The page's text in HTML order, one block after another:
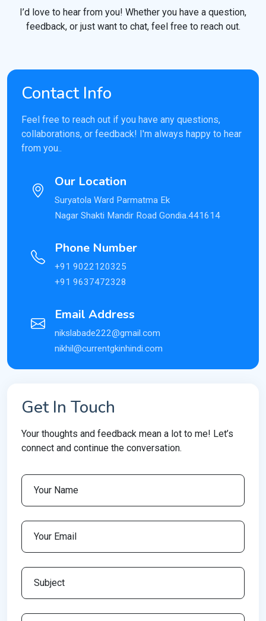
I’d love to hear from you! Whether you have a question,
feedback, or just want to chat, feel free to reach out.
Contact Info
Feel free to reach out if you have any questions,
collaborations, or feedback! I'm always happy to hear
from you..
Our Location
Suryatola Ward Parmatma Ek
Nagar Shakti Mandir Road Gondia.441614
Phone Number
+91 9022120325
+91 9637472328
Email Address
nikslabade222@gmail.com
nikhil@currentgkinhindi.com
Get In Touch
Your thoughts and feedback mean a lot to me! Let’s
connect and continue the conversation.